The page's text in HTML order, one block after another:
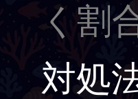
く割
対処